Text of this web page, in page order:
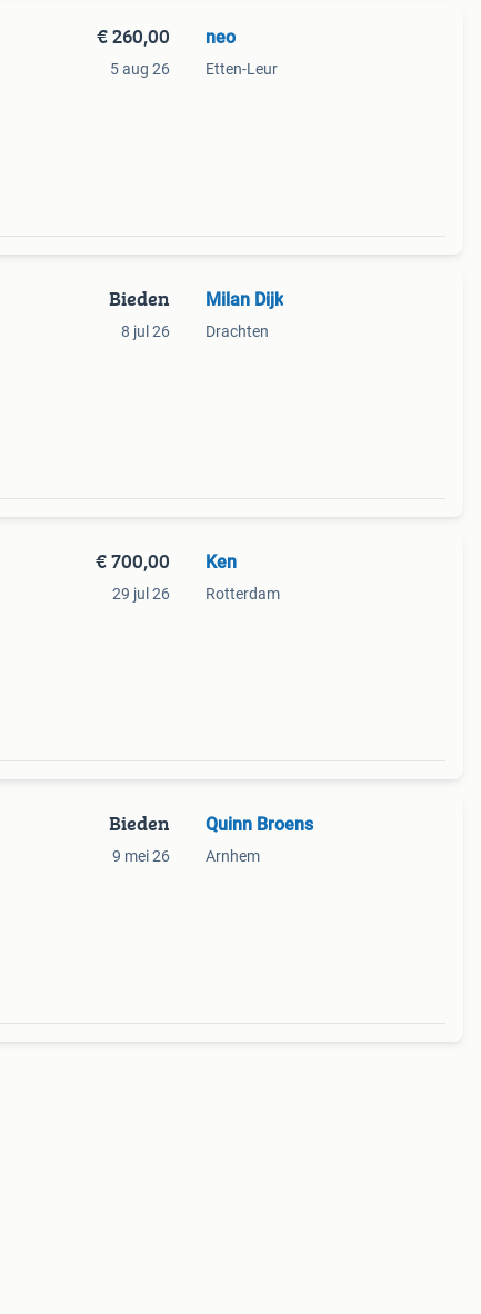
€ 260,00
5 aug 26
neo
Etten-Leur
Bieden
8 jul 26
Milan Dijk
Drachten
€ 700,00
29 jul 26
Ken
Rotterdam
Bieden
9 mei 26
Quinn Broens
Arnhem